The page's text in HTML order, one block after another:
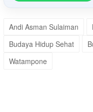
Andi Asman Sulaiman
Budaya Hidup Sehat
Watampone